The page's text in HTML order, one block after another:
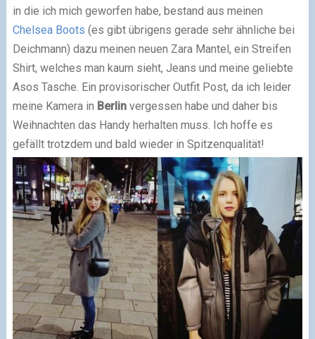
in die ich mich geworfen habe, bestand aus meinen
Chelsea Boots (es gibt übrigens gerade sehr ähnliche bei
Deichmann) dazu meinen neuen Zara Mantel, ein Streifen
Shirt, welches man kaum sieht, Jeans und meine geliebte
Asos Tasche. Ein provisorischer Outfit Post, da ich leider
meine Kamera in Berlinvergessen habe und daher bis
Weihnachten das Handy herhalten muss. Ich hoffe es
gefällt trotzdem und bald wieder in Spitzenqualität!